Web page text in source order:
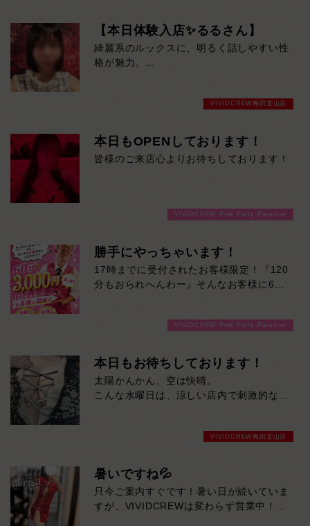
【本日体験入店✨るるさん】
綺麗系のルックスに、明るく話しやすい性
格が魅力。
VIVIDCREW梅田堂山店
本日もOPENしております！
皆様のご来店心よりお待ちしております！
VIVIDCREW Pink Party Paradise
勝手にやっちゃいます！
17時までに受付されたお客様限定！『120
分もおられへんわー』そんなお客様に60
めるチャンス！たっぷり楽しみたい方は
分！その日の予定に合わせてお選びくださ
い！ご来店お待ちしております！
VIVIDCREW Pink Party Paradise
本日もお待ちしております！
太陽かんかん、空は快晴。
こんな水曜日は、涼しい店内で刺激的なひ
VIVIDCREW梅田堂山店
暑いですね💦
只今ご案内すぐです！暑い日が続いていま
すが、VIVIDCREWは変わらず営業中！お